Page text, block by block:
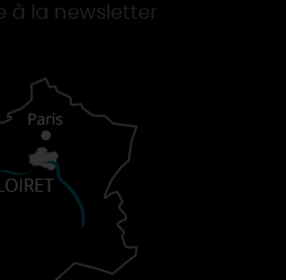
à la newsletter